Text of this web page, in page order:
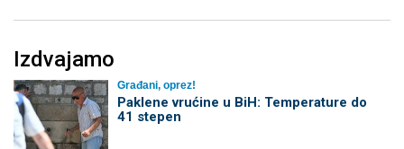
Izdvajamo
Građani, oprez!
Paklene vrućine u BiH: Temperature do
41 stepen